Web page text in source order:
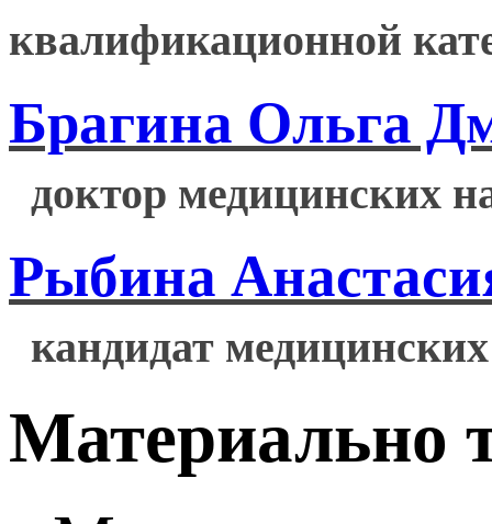
квалификационной
Брагина Ольга
доктор медицинских
Рыбина
кандидат
Материально